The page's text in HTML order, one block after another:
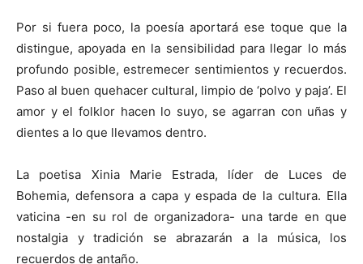
Por si fuera poco, la poesía aportará ese toque que la
distingue, apoyada en la sensibilidad para llegar lo más
profundo posible, estremecer sentimientos y recuerdos.
Paso al buen quehacer cultural, limpio de ‘polvo y paja’. El
amor y el folklor hacen lo suyo, se agarran con uñas y
dientes a lo que llevamos dentro.
La poetisa Xinia Marie Estrada, líder de Luces de
Bohemia, defensora a capa y espada de la cultura. Ella
vaticina -en su rol de organizadora- una tarde en que
nostalgia y tradición se abrazarán a la música, los
recuerdos de antaño.